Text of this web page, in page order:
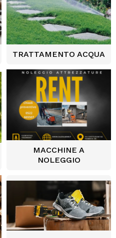
TRATTAMENTO ACQUA
MACCHINE A
NOLEGGIO